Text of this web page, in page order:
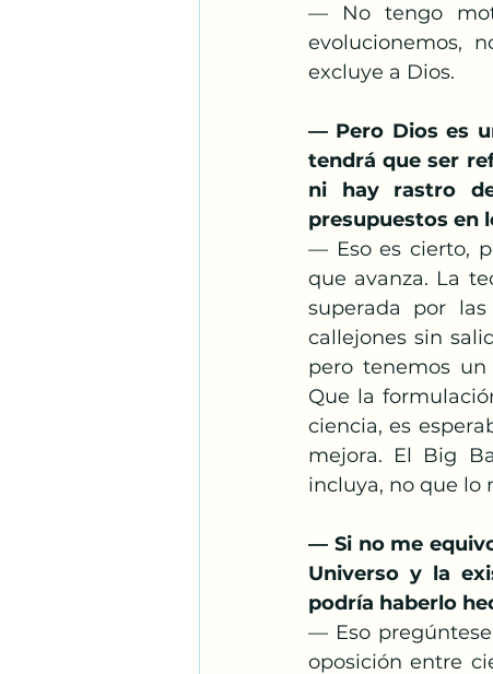
— No tengo
evolucionemos,
excluye a Dios.
— Pero Dios es
tendrá que ser
ni hay rastro
presupuestos en
— Eso es cierto,
que avanza. La
superada por
callejones sin
pero tenemos
Que la
ciencia, es
mejora. El Big
incluya, no que lo
— Si no me
Universo y la
podría haberlo
— Eso
oposición entre